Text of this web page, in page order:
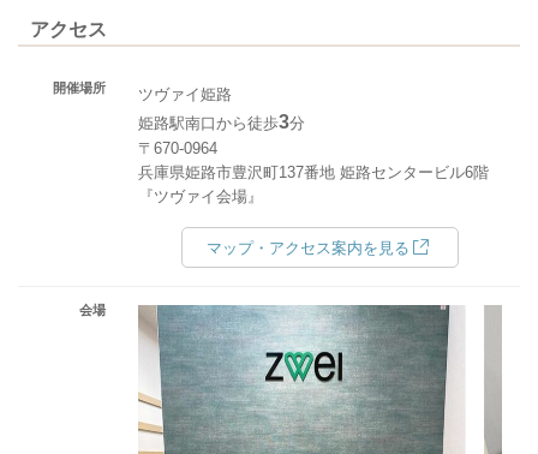
アクセス
開催場所
ツヴァイ姫路
姫路駅南口から徒歩3分
〒670-0964
兵庫県姫路市豊沢町137番地 姫路センタービル6階
『ツヴァイ会場』
マップ・アクセス案内を見る
会場